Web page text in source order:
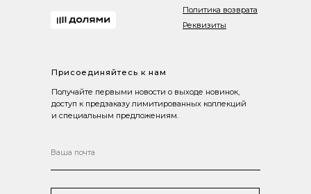
Присоединяйтесь к нам
Получайте первыми новости о выходе новинок,
доступ к предзаказу лимитированных коллекций
и специальным предложениям.
Политика возврата
Реквизиты